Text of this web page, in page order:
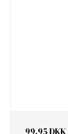
99,95 DKK